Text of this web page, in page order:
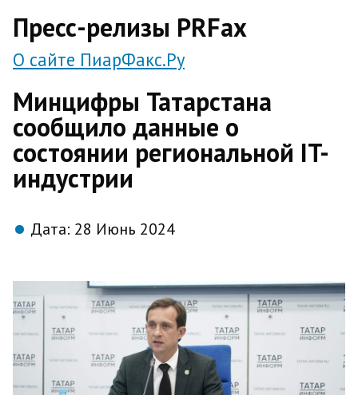
Пресс-релизы PRFax
О сайте ПиарФакс.Ру
Минцифры Татарстана
сообщило данные о
состоянии региональной IT-
индустрии
Дата: 28 Июнь 2024